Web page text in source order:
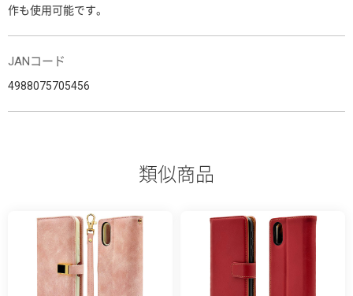
作も使用可能です。
JANコード
4988075705456
類似商品